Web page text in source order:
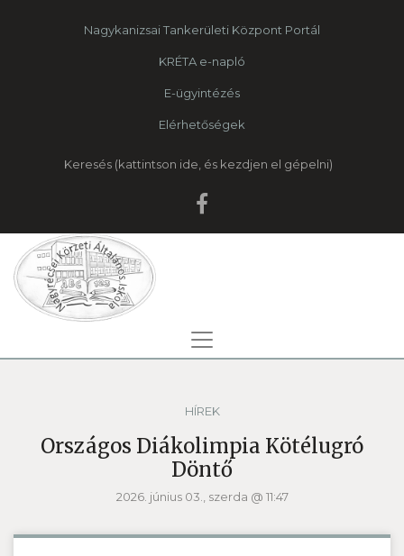
Nagykanizsai Tankerületi Központ Portál
KRÉTA e-napló
E-ügyintézés
Elérhetőségek
Keresés
HÍREK
Országos Diákolimpia Kötélugró
Döntő
2026. június 03., szerda @ 11:47